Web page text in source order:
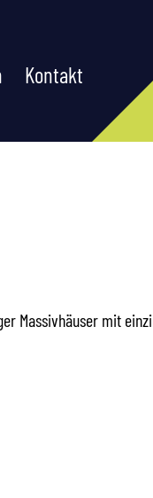
Kontakt
Massivhäuser mit